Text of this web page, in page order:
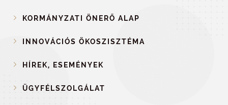
KORMÁNYZATI ÖNERŐ ALAP
INNOVÁCIÓS ÖKOSZISZTÉMA
HÍREK, ESEMÉNYEK
ÜGYFÉLSZOLGÁLAT